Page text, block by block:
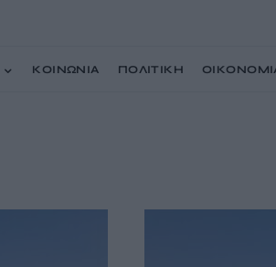
ΚΟΙΝΩΝΙΑ ΠΟΛΙΤΙΚΗ